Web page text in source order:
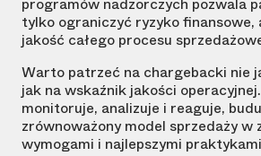
tylko ograniczyć ryzyko finansowe,
jakość całego procesu
Warto patrzeć na chargebacki nie
jak na wskaźnik jakości
monitoruje, analizuje i reaguje,
zrównoważony model sprzedaży w
wymogami i najlepszymi